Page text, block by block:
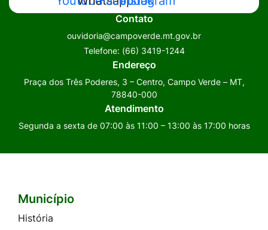
a
Social
a
Social
Whatsapp
a
Rede
Social
Facebook
a
Rede
Social
Instagram
Contato
ouvidoria@campoverde.mt.gov.br
Telefone: (66) 3419-1244
Endereço
Praça dos Três Poderes, 3 – Centro, Campo Verde – MT,
78840-000
Atendimento
Segunda a sexta de 07:00 às 11:00 – 13:00 às 17:00 horas
Seção do Rodapé e Contato
Município
História